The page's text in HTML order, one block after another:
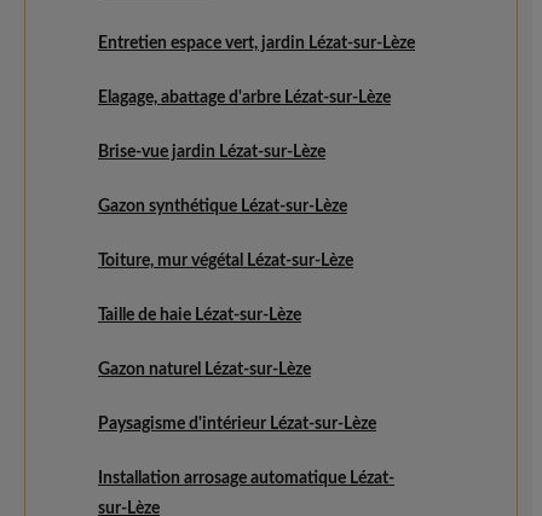
Entretien espace vert, jardin Lézat-sur-Lèze
Elagage, abattage d'arbre Lézat-sur-Lèze
Brise-vue jardin Lézat-sur-Lèze
Gazon synthétique Lézat-sur-Lèze
Toiture, mur végétal Lézat-sur-Lèze
Taille de haie Lézat-sur-Lèze
Gazon naturel Lézat-sur-Lèze
Paysagisme d'intérieur Lézat-sur-Lèze
Installation arrosage automatique Lézat-
sur-Lèze